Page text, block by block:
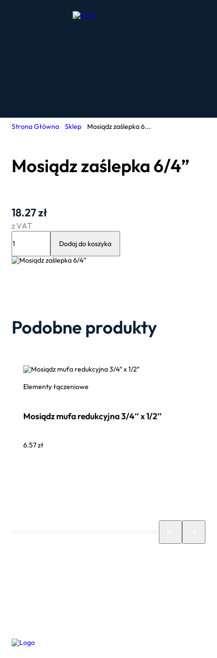
Strona Główna Sklep Mosiądz zaślepka 6...
Mosiądz zaślepka 6/4”
18.27zł
z VAT
Mosiądz
6/4”
Dodaj do koszyka
Podobne produkty
Elementy łączeniowe
Mosiądz mufa redukcyjna 3/4″ x 1/2″
6.57zł